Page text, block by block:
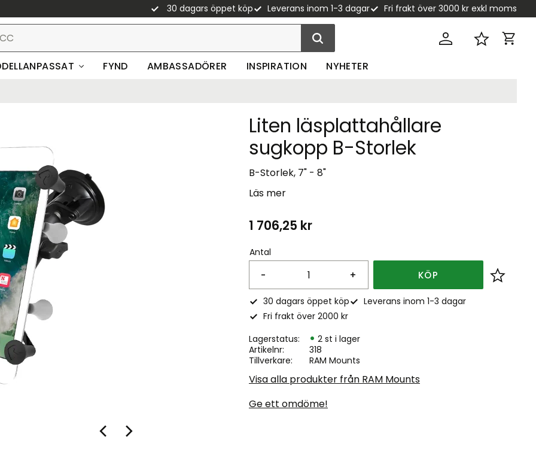
30 dagars öppet köp Leverans inom 1-3 dagar Fri frakt över 3000 kr exkl moms
Favoriter
FYND AMBASSADÖRER INSPIRATION NYHETER
Liten läsplattahållare
sugkopp B-Storlek
B-Storlek, 7" - 8"
Läs mer
1 706,25 kr
Antal
+
- KÖP Lägg
30 dagars öppet köp
Leverans inom 1-3 dagar
Fri frakt över 2000 kr
Lagerstatus
2 st i lager
Artikelnr
318
Tillverkare
RAM Mounts
Visa alla produkter från RAM Mounts
Ge ett omdöme!